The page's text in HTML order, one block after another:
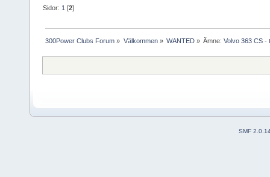
Sidor: 1 [2]
300Power Clubs Forum » Välkommen» WANTED» Ämne:Volvo 363 CS -
SMF